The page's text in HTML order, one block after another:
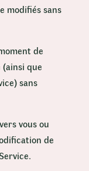
modifiés sans
de
que
sans
vous ou
de